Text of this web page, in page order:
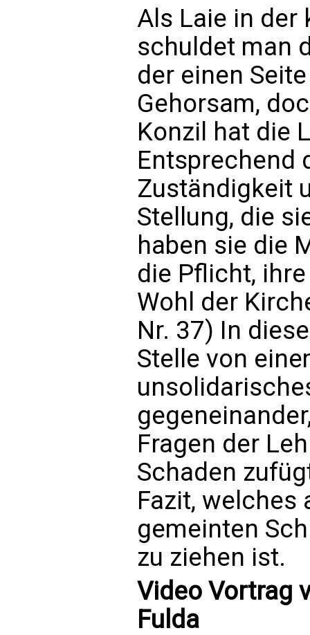
Als Laie in der
schuldet man
der einen
Gehorsam,
Konzil hat die
Zuständigkeit
Stellung, die
haben sie die
die Pflicht,
Wohl der
Nr. 37) In
Stelle von
Fragen der
Schaden
Fazit, welches
gemeinten
zu ziehen ist.
Video Vortrag
Fulda